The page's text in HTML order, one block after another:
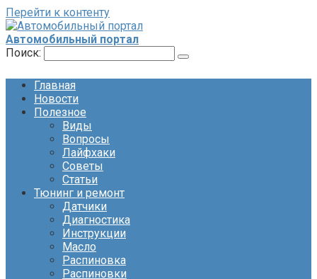
Перейти к контенту
Автомобильный портал
Поиск:
Главная
Новости
Полезное
Виды
Вопросы
Лайфхаки
Советы
Статьи
Тюнинг и ремонт
Датчики
Диагностика
Инструкции
Масло
Распиновка
Распиновки